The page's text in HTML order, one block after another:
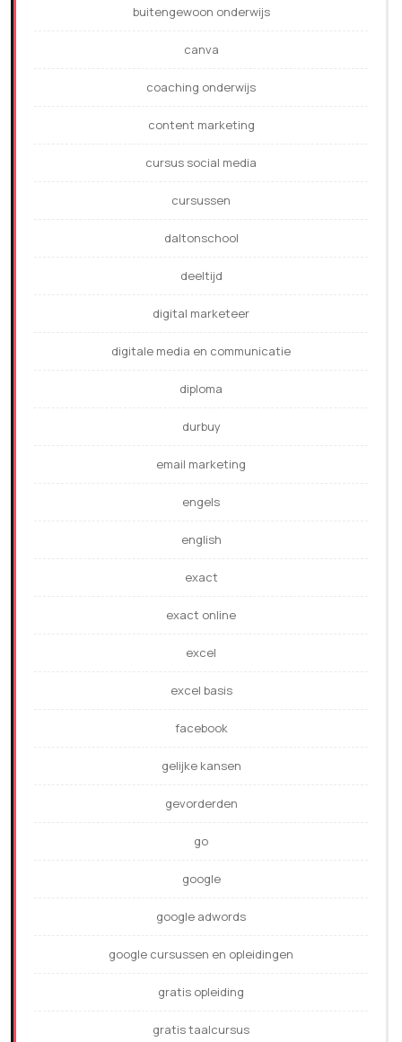
buitengewoon onderwijs
canva
coaching onderwijs
content marketing
cursus social media
cursussen
daltonschool
deeltijd
digital marketeer
digitale media en communicatie
diploma
durbuy
email marketing
engels
english
exact
exact online
excel
excel basis
facebook
gelijke kansen
gevorderden
go
google
google adwords
google cursussen en opleidingen
gratis opleiding
gratis taalcursus